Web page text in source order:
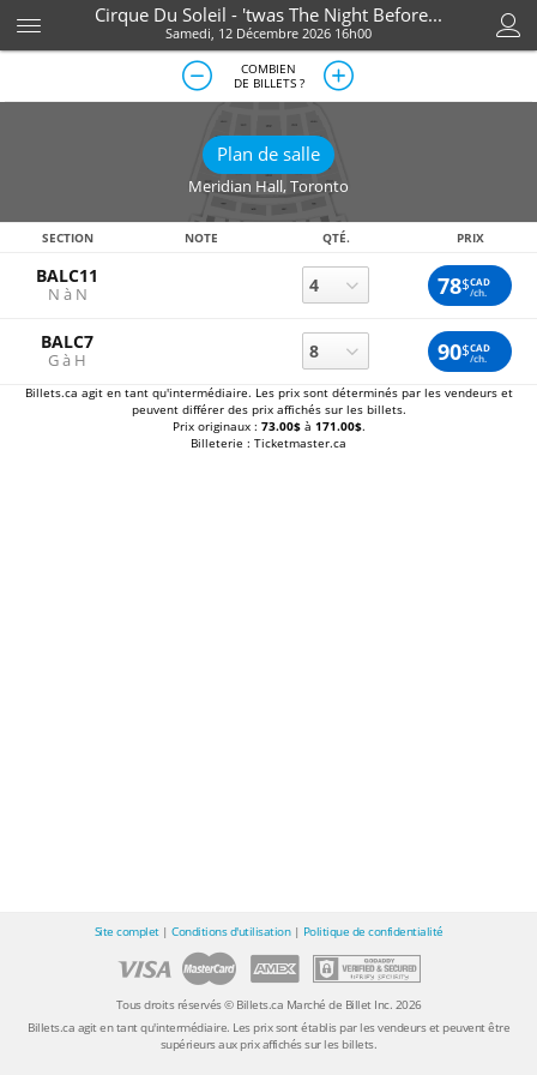
Cirque Du Soleil - 'twas The Night Before...
Samedi, 12 Décembre 2026 16h00
COMBIEN
DE BILLETS ?
Plan de salle
Meridian Hall,Toronto
SECTION NOTE QTÉ. PRIX
BALC11
N à N 78$CAD
/ch.
BALC7
G à H 90$CAD
/ch.
Billets.ca agit en tant qu'intermédiaire. Les prix sont déterminés par les vendeurs et
peuvent différer des prix affichés sur les billets.
Prix originaux : 73.00$à 171.00$.
Billeterie : Ticketmaster.ca
Site complet| Conditions d'utilisation| Politique de confidentialité
Tous droits réservés © Billets.ca Marché de Billet Inc. 2026
Billets.ca agit en tant qu'intermédiaire. Les prix sont établis par les vendeurs et peuvent être
supérieurs aux prix affichés sur les billets.